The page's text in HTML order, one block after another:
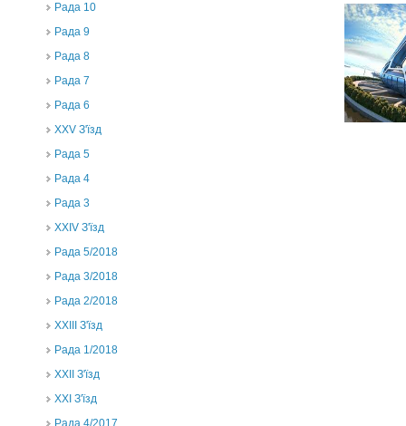
Рада 10
Рада 9
Рада 8
Рада 7
Рада 6
XXV З'їзд
Рада 5
Рада 4
Рада 3
ХХIV З'їзд
Рада 5/2018
Рада 3/2018
Рада 2/2018
XXIII З'їзд
Рада 1/2018
ХХІІ З'їзд
XXI З'їзд
Рада 4/2017